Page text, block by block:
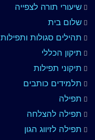
שיעורי תורה לצפייה
שלום בית
תהילים סגולות ותפילות
תיקון הכללי
תיקוני תפילות
תלמידים כותבים
תפילה
תפילה להצלחה
תפילה לזיווג הגון